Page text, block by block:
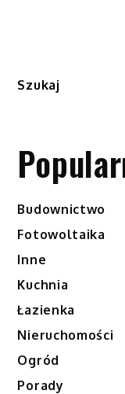
Szukaj
Budownictwo
Fotowoltaika
Inne
Kuchnia
Łazienka
Nieruchomości
Ogród
Porady